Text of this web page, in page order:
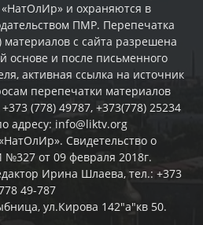
и охраняются в
ПМР. Перепечатка
c сайта разрешена
основе и после письменного
активная ссылка на источник
перепечатки материалов
(778) 49787, +373(778) 25234
адресу: info@liktv.org
Свидетельство о
от 09 февраля 2018г.
Ирина Шлаева, тел.: +373
49-787
ул.Кирова 142"а"кв 50.